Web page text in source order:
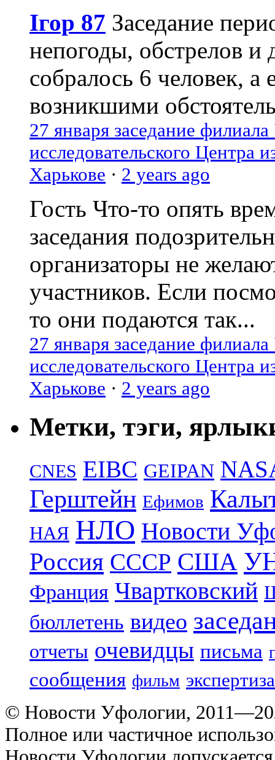
Ігор 87 Заседание
непогоды, обстрелов и
собралось 6 человек, а
возникшими
27 января заседание
исследовательского Центра
Харькове · 2 years ago
Гость Что-то опять
заседания
организаторы не
участников. Если
то они подаются так...
27 января заседание
исследовательского Центра
Харькове · 2 years ago
Метки, тэги,
CNES EIBC GEIPAN
Герштейн Ефимов
НАЯ НЛО Новости
Россия СССР США
Франция Чвартковский
бюллетень видео
отчеты очевидцы письма
сообщения фильм экспертиза
© Новости Уфологии,
Полное или частичное